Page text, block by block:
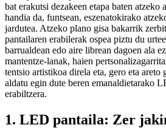
bat erakutsi dezakeen etapa baten atzeko
handia da, funtsean, eszenatokirako
jardutea. Atzeko plano gisa bakarrik
pantailaren erabilerak ospea piztu du
barrualdean edo aire librean dagoen ala
mantentze-lanak, haien
tentsio artistikoa direla eta, gero eta areto
aldatu egin dute beren emanaldietarako
erabiltzera.
1. LED pantaila: Zer